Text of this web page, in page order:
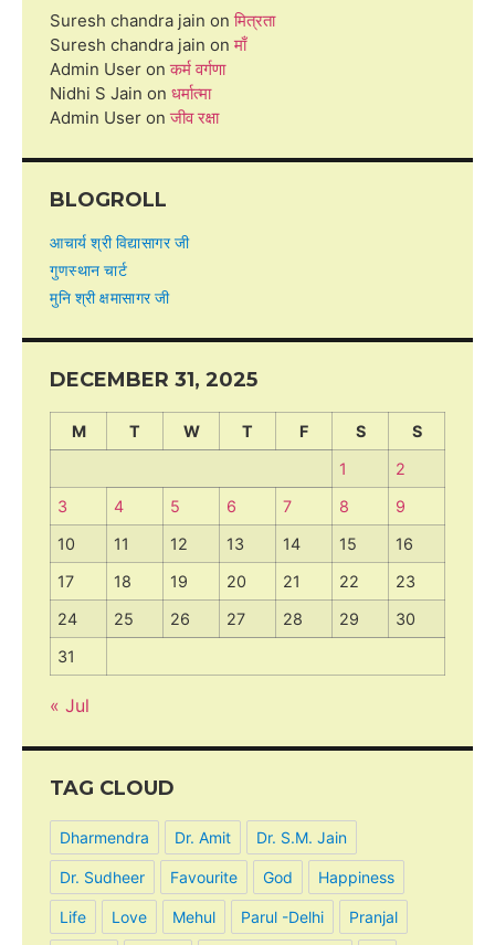
Suresh chandra jain onमित्रता
Suresh chandra jain onमाँ
Admin User onकर्म वर्गणा
Nidhi S Jain on धर्मात्मा
Admin User onजीव रक्षा
BLOGROLL
आचार्य श्री विद्यासागर जी
गुणस्थान चार्ट
मुनि श्री क्षमासागर जी
DECEMBER 31, 2025
M T W T F S
S
1
2
3
4 5 6 7 8
9
10
11 12 13 14 15
16
17
18 19 20 21 22
23
24
25 26 27 28 29
30
31
« Jul
TAG CLOUD
Dharmendra Dr. Amit Dr. S.M. Jain
Dr. Sudheer Favourite God Happiness
Life Love Mehul Parul -Delhi Pranjal